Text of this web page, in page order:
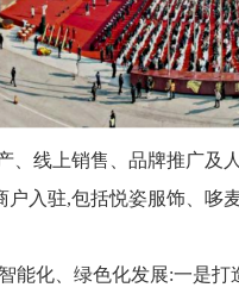
线上销售、品牌推广
入驻,包括悦姿服饰、哆麦
能化、绿色化发展:一是